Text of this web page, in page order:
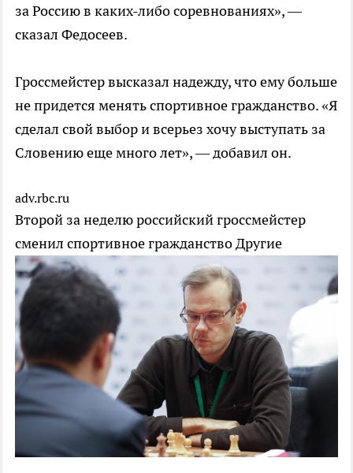
за Россию в каких-либо соревнованиях», —
сказал Федосеев.
Гроссмейстер высказал надежду, что ему больше
не придется менять спортивное гражданство. «Я
сделал свой выбор и всерьез хочу выступать за
Словению еще много лет», — добавил он.
adv.rbc.ru
Второй за неделю российский гроссмейстер
сменил спортивное гражданствоДругие